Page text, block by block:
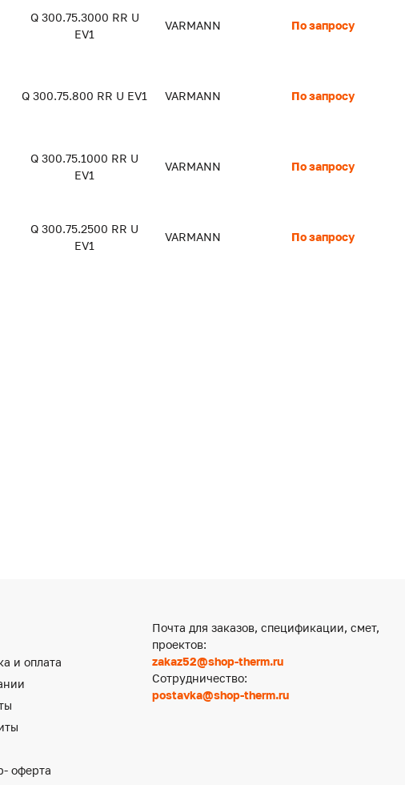
Q 300.75.3000 RR U
EV1
VARMANN По запросу
Q 300.75.800 RR U EV1 VARMANN По запросу
Q 300.75.1000 RR U
EV1
VARMANN По запросу
Q 300.75.2500 RR U
EV1
VARMANN По запросу
и оплата
оферта
Почта для заказов, спецификации, смет,
проектов:
zakaz52@shop-therm.ru
Сотрудничество:
postavka@shop-therm.ru